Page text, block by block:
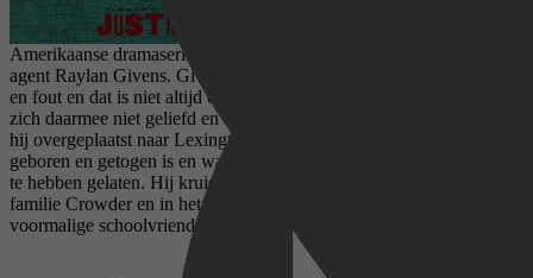
Amerikaanse dramaserie die draait rondom de rechtlijnige federale
agent Raylan Givens. Givens heeft zijn eigen opvattingen over goed
en fout en dat is niet altijd overeenkomstig met de wet. Hij maakt
zich daarmee niet geliefd en als hij een crimineel neerschiet, wordt
hij overgeplaatst naar Lexington, Kentucky. Dit is de plek waar hij
geboren en getogen is en waarvan hij dacht het voorgoed achter zich
te hebben gelaten. Hij kruist al snel de degens met de criminele
familie Crowder en in het bijzonder met Boyd Crowder, zijn
voormalige schoolvriend.